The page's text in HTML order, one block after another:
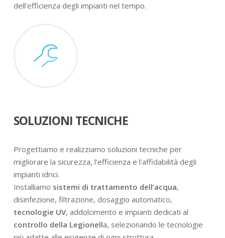
dell’efficienza degli impianti nel tempo.
SOLUZIONI TECNICHE
Progettiamo e realizziamo soluzioni tecniche per
migliorare la sicurezza, l’efficienza e l’affidabilità degli
impianti idrici.
Installiamo sistemi di trattamento dell’acqua,
disinfezione, filtrazione, dosaggio automatico,
tecnologie UV, addolcimento e impianti dedicati al
controllo della Legionella, selezionando le tecnologie